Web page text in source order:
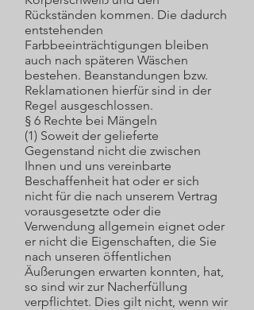
Rückständen kommen. Die dadurch
entstehenden
Farbbeeinträchtigungen bleiben
auch nach späteren Wäschen
bestehen. Beanstandungen bzw.
Reklamationen hierfür sind in der
Regel ausgeschlossen.
§ 6 Rechte bei Mängeln
(1) Soweit der gelieferte
Gegenstand nicht die zwischen
Ihnen und uns vereinbarte
Beschaffenheit hat oder er sich
nicht für die nach unserem Vertrag
vorausgesetzte oder die
Verwendung allgemein eignet oder
er nicht die Eigenschaften, die Sie
nach unseren öffentlichen
Äußerungen erwarten konnten, hat,
so sind wir zur Nacherfüllung
verpflichtet. Dies gilt nicht, wenn wir